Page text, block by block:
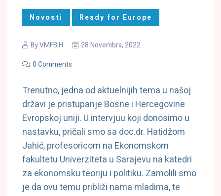
Novosti Ready for Europe
ByVMFBiH
28 Novembra, 2022
0 Comments
Trenutno, jedna od aktuelnijih tema u našoj
državi je pristupanje Bosne i Hercegovine
Evropskoj uniji. U intervjuu koji donosimo u
nastavku, pričali smo sa doc.dr. Hatidžom
Jahić, profesoricom na Ekonomskom
fakultetu Univerziteta u Sarajevu na katedri
za ekonomsku teoriju i politiku. Zamolili smo
je da ovu temu približi nama mladima, te